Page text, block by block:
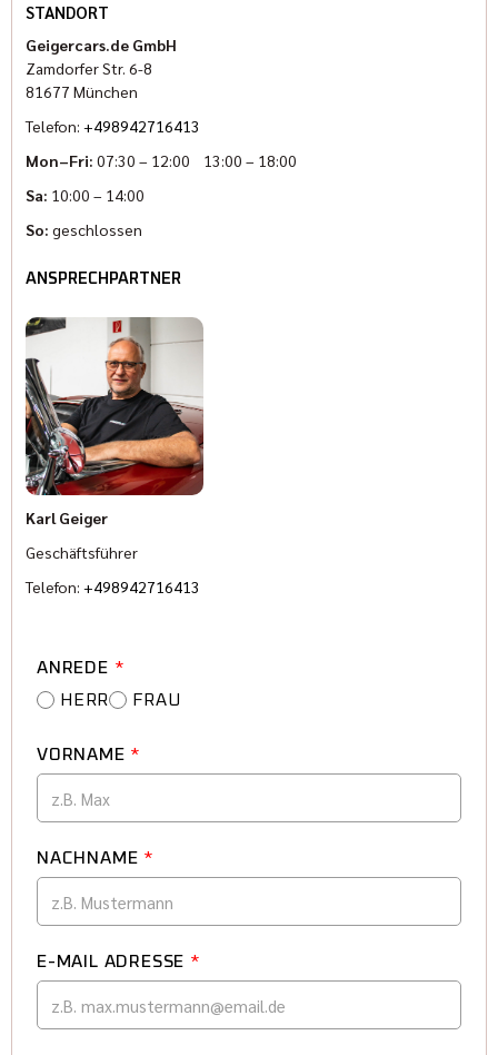
STANDORT
Geigercars.de GmbH
Zamdorfer Str. 6-8
81677 München
Telefon: +498942716413
Mon–Fri: 07:30 – 12:00 13:00 – 18:00
Sa: 10:00 – 14:00
So: geschlossen
ANSPRECHPARTNER
Karl Geiger
Geschäftsführer
Telefon: +498942716413
ANREDE *
HERR
FRAU
VORNAME *
NACHNAME *
E-MAIL ADRESSE *